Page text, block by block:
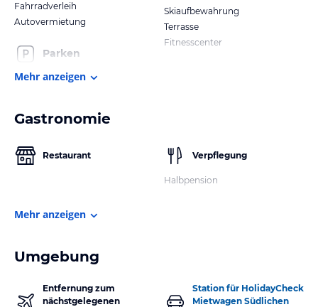
Fahrradverleih
Autovermietung
Parken
Skiaufbewahrung
Terrasse
Fitnesscenter
Mehr anzeigen
Gastronomie
Restaurant Verpflegung
Halbpension
Mehr anzeigen
Umgebung
Entfernung zum
nächstgelegenen
Station für HolidayCheck
Mietwagen Südlichen